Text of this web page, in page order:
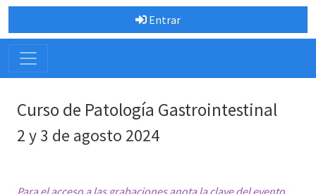
Entrar
Curso de Patología Gastrointestinal
2 y 3 de agosto 2024
Para el acceso a las grabaciones anota la clave del evento